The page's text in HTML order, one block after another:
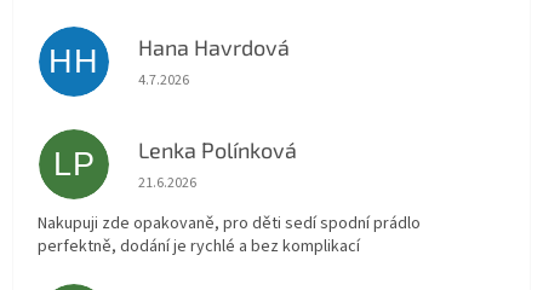
HH Hana Havrdová
Hodnocení obchodu je 5 z 5 hvězdiček.
4.7.2026
LP Lenka Polínková
Hodnocení obchodu je 5 z 5 hvězdiček.
21.6.2026
Nakupuji zde opakovaně, pro děti sedí spodní prádlo
perfektně, dodání je rychlé a bez komplikací